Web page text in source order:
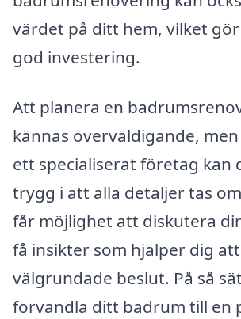
värdet på ditt hem, vilket
god investering.
Att planera en
kännas överväldigande,
ett specialiserat företag kan
trygg i att alla detaljer tas
får möjlighet att diskutera
få insikter som hjälper dig
välgrundade beslut. På så
förvandla ditt badrum till en